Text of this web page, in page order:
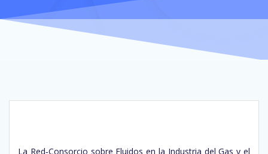
La Red‑Consorcio sobre Fluidos en la Industria del Gas y el